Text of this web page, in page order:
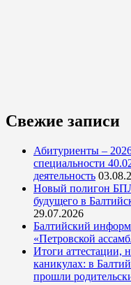
Свежие записи
Абитуриенты –
специальности
деятельность
Новый полигон
будущего в
29.07.2026
Балтийский
«Петровской
Итоги аттестации,
каникулах: в
прошли